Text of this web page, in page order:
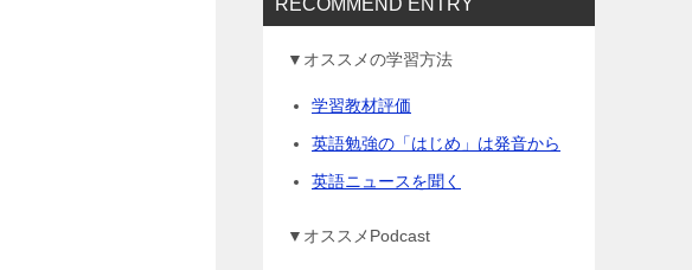
▼オススメの学習方法
学習教材評価
英語勉強の「はじめ」は発音から
英語ニュースを聞く
▼オススメPodcast